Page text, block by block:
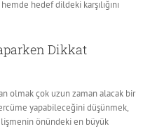
hedef dildeki karşılığını
Dikkat
olmak çok uzun zaman alacak bir
yapabileceğini düşünmek,
önündeki en büyük